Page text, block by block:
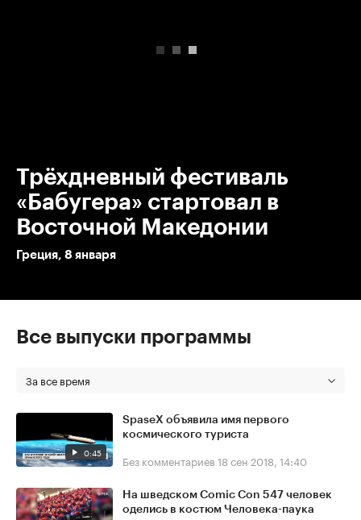
Трёхдневный фестиваль
«Бабугера» стартовал в
Восточной Македонии
Греция, 8 января
Все выпуски программы
За все время
0:45
SpaseX объявила имя первого
космического туриста
Без комментариев 18 сен 2018, 14:40
На шведском Comic Con 547 человек
оделись в костюм Человека-паука